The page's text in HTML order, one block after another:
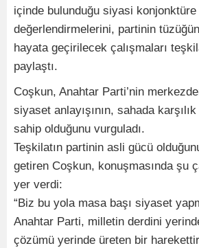
içinde bulunduğu siyasi
değerlendirmelerini, partinin
hayata geçirilecek çalışmaları
paylaştı.
Coşkun, Anahtar Parti’nin
siyaset anlayışının, sahada
sahip olduğunu vurguladı.
Teşkilatın partinin asli gücü
getiren Coşkun, konuşmasında şu
yer verdi:
“Biz bu yola masa başı siyaset
Anahtar Parti, milletin derdini
çözümü yerinde üreten bir